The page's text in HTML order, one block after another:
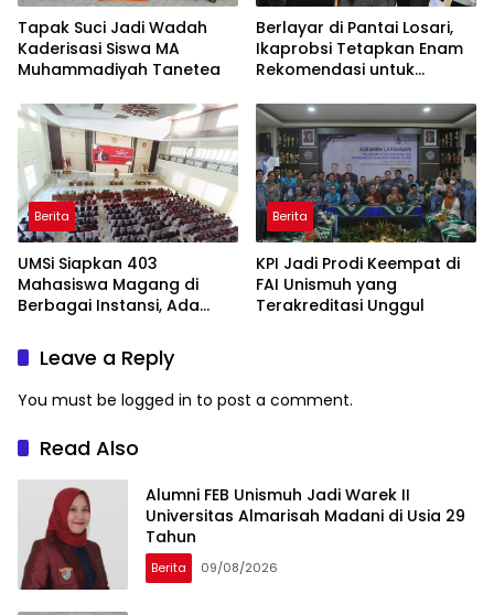
Tapak Suci Jadi Wadah
Kaderisasi Siswa MA
Muhammadiyah Tanetea
Berlayar di Pantai Losari,
Ikaprobsi Tetapkan Enam
Rekomendasi untuk
Berita
UMSi Siapkan 403
Mahasiswa Magang di
Berbagai Instansi, Ada
Taiwan
Berita
KPI Jadi Prodi Keempat di
FAI Unismuh yang
Terakreditasi Unggul
Leave a Reply
You must be logged in to post a comment.
Read Also
Alumni FEB Unismuh Jadi Warek II
Universitas Almarisah Madani di Usia 29
Tahun
Berita 09/08/2026